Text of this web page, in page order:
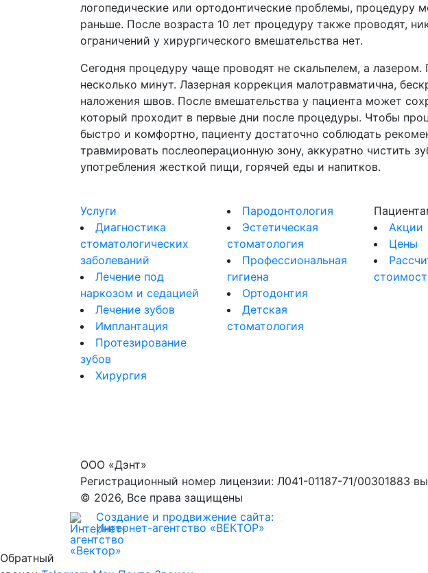
логопедические или ортодонтические проблемы, процедуру
раньше. После возраста 10 лет процедуру также проводят,
ограничений у хирургического вмешательства нет.
Сегодня процедуру чаще проводят не скальпелем, а лазером.
несколько минут. Лазерная коррекция малотравматична,
наложения швов. После вмешательства у пациента может
который проходит в первые дни после процедуры. Чтобы
быстро и комфортно, пациенту достаточно соблюдать
травмировать послеоперационную зону, аккуратно чистить
употребления жесткой пищи, горячей еды и напитков.
Услуги
Диагностика
стоматологических
заболеваний
Лечение под
наркозом и седацией
Лечение зубов
Имплантация
Протезирование
зубов
Хирургия
Пародонтология
Эстетическая
стоматология
Профессиональная
гигиена
Ортодонтия
Детская
стоматология
Акции
Цены
ООО «Дэнт»
Регистрационный номер лицензии: Л041-01187-71/00301883
© 2026, Все права защищены
Создание и продвижение сайта:
Интернет-агентство «ВЕКТОР»
Обратный